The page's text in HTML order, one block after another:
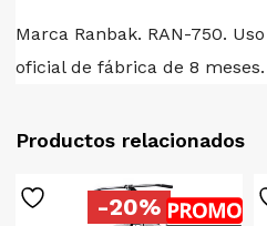
Marca Ranbak. RAN-750.
oficial de fábrica de 8 meses.
Productos relacionados
-20%